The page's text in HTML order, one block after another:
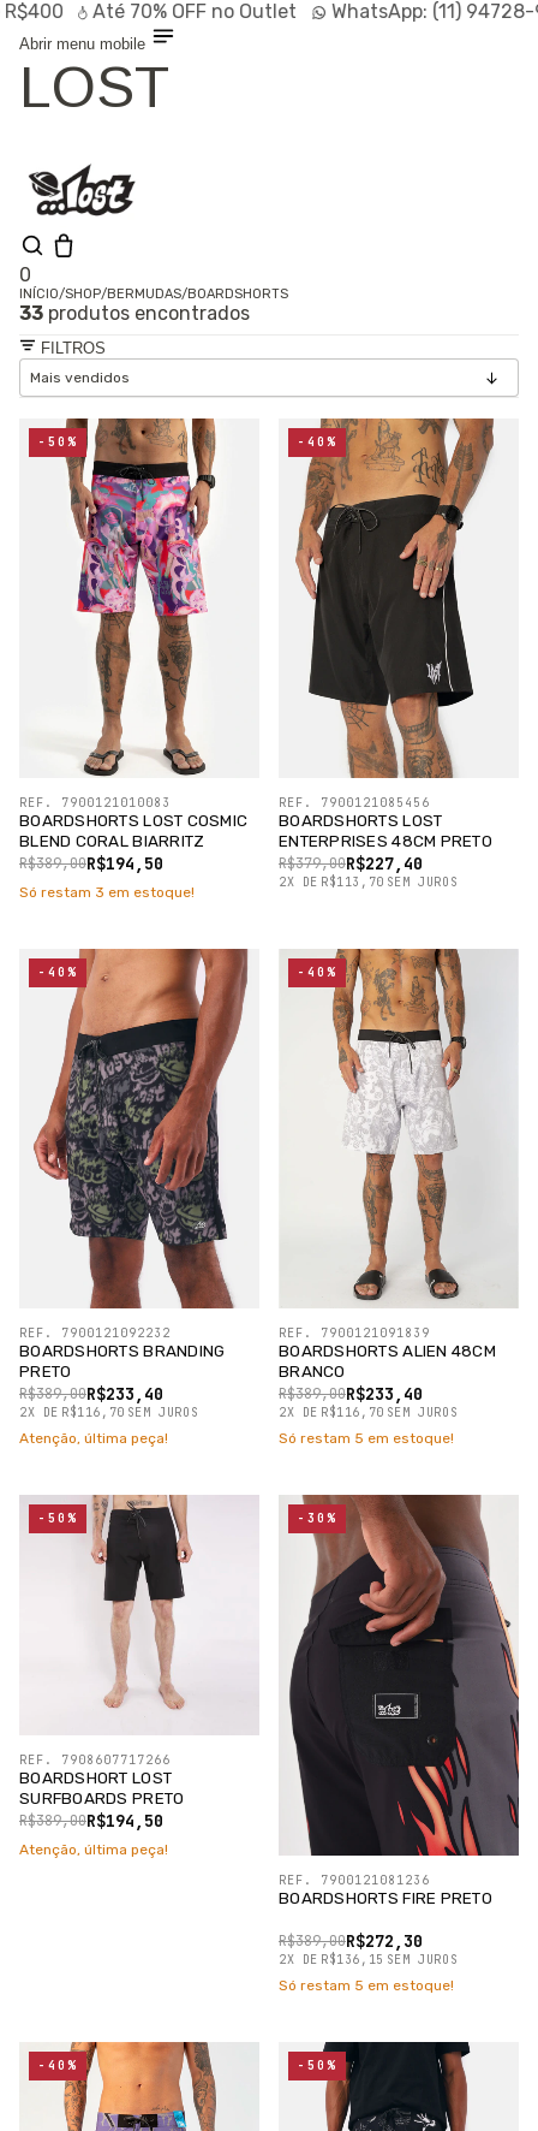
Até 70% OFFno Outlet WhatsApp:(11) 94728-9569
Abrir menu mobile
LOST
0
Olá, visitante
Entrar /
Cadastrar
Shop
Linhas
Especiais
SALE
INÍCIO/SHOP/BERMUDAS/BOARDSHORTS
33 produtos encontrados
FILTROS
BOARDSHORTS LOST COSMIC
BLEND CORAL BIARRITZ
R$194,50
R$389,00
REF. 7900121010083
-50%
Só restam 3 em estoque!
BOARDSHORTS LOST
ENTERPRISES 48CM PRETO
R$227,40
R$379,00
2X DE R$113,70 SEM JUROS
REF. 7900121085456
-40%
BOARDSHORTS BRANDING
PRETO
R$233,40
R$389,00
2X DE R$116,70 SEM JUROS
REF. 7900121092232
-40%
Atenção, última peça!
BOARDSHORTS ALIEN 48CM
BRANCO
R$233,40
R$389,00
2X DE R$116,70 SEM JUROS
REF. 7900121091839
-40%
Só restam 5 em estoque!
BOARDSHORT LOST
SURFBOARDS PRETO
R$194,50
R$389,00
REF. 7908607717266
-50%
Atenção, última peça!
BOARDSHORTS FIRE PRETO
R$272,30
R$389,00
2X DE R$136,15 SEM JUROS
REF. 7900121081236
-30%
Só restam 5 em estoque!
-40% -50%